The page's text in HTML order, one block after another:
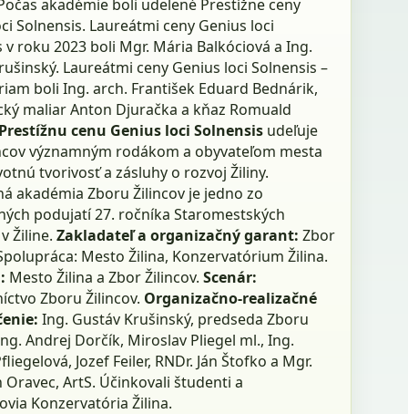
akadémie boli udelené Prestížne ceny
Solnensis. Laureátmi ceny Genius loci
v roku 2023 boli Mgr. Mária Balkóciová a Ing.
Laureátmi ceny Genius loci Solnensis –
boli Ing. arch. František Eduard Bednárik,
maliar Anton Djuračka a kňaz Romuald
cenu Genius loci Solnensisudeľuje
významným rodákom a obyvateľom mesta
tvorivosť a zásluhy o rozvoj Žiliny.
akadémia Zboru Žilincov je jedno zo
podujatí 27. ročníka Staromestských
Žiline. Zakladateľ a organizačný garant: Zbor
Mesto Žilina, Konzervatórium Žilina.
Mesto Žilina a Zbor Žilincov. Scenár:
Zboru Žilincov. Organizačno-realizačné
Ing. Gustáv Krušinský, predseda Zboru
Andrej Dorčík, Miroslav Pliegel ml., Ing.
Jozef Feiler, RNDr. Ján Štofko a Mgr.
ArtS. Účinkovali študenti a
Konzervatória Žilina.